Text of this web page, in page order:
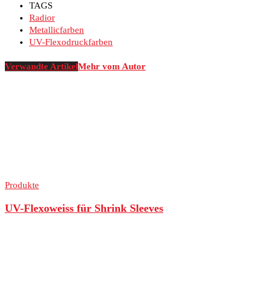
TAGS
Radior
Metallicfarben
UV-Flexodruckfarben
Verwandte ArtikelMehr vom Autor
Produkte
UV-Flexoweiss für Shrink Sleeves